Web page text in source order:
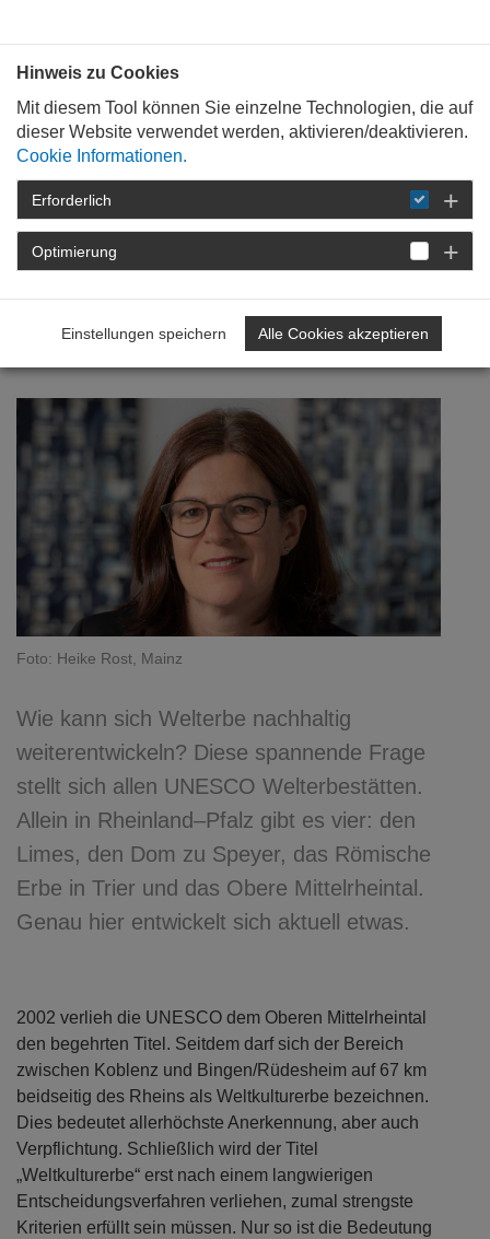
STARTSEITE DETAIL
„Welterbe“ - ein Titel, der
verpflichtet
Foto: Heike Rost, Mainz
Wie kann sich Welterbe nachhaltig
weiterentwickeln? Diese spannende Frage
stellt sich allen UNESCO Welterbestätten.
Allein in Rheinland–Pfalz gibt es vier: den
Limes, den Dom zu Speyer, das Römische
Erbe in Trier und das Obere Mittelrheintal.
Genau hier entwickelt sich aktuell etwas.
2002 verlieh die UNESCO dem Oberen Mittelrheintal
den begehrten Titel. Seitdem darf sich der Bereich
zwischen Koblenz und Bingen/Rüdesheim auf 67 km
beidseitig des Rheins als Weltkulturerbe bezeichnen.
Dies bedeutet allerhöchste Anerkennung, aber auch
Verpflichtung. Schließlich wird der Titel
„Weltkulturerbe“ erst nach einem langwierigen
Entscheidungsverfahren verliehen, zumal strengste
Kriterien erfüllt sein müssen. Nur so ist die Bedeutung
Hinweis zu Cookies
Mit diesem Tool können Sie einzelne Technologien, die auf
dieser Website verwendet werden, aktivieren/deaktivieren.
Cookie Informationen.
Erforderlich
Optimierung
Einstellungen speichern Alle Cookies akzeptieren